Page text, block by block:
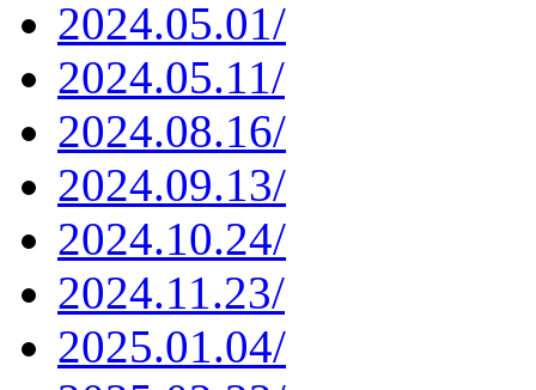
2024.05.01/
2024.05.11/
2024.08.16/
2024.09.13/
2024.10.24/
2024.11.23/
2025.01.04/